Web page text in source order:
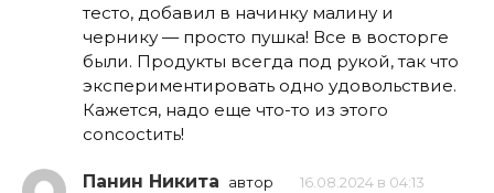
тесто, добавил в начинку малину и
чернику — просто пушка! Все в восторге
были. Продукты всегда под рукой, так что
экспериментировать одно удовольствие.
Кажется, надо еще что-то из этого
concoctить!
Панин Никита автор 16.08.2024 в 04:13